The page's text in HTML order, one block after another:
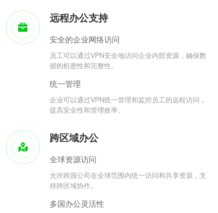
远程办公支持
安全的企业网络访问
员工可以通过VPN安全地访问企业内部资源，确保数
据的机密性和完整性。
统一管理
企业可以通过VPN统一管理和监控员工的远程访问，
提高安全性和管理效率。
跨区域办公
全球资源访问
允许跨国公司在全球范围内统一访问和共享资源，支
持跨区域协作。
多国办公灵活性